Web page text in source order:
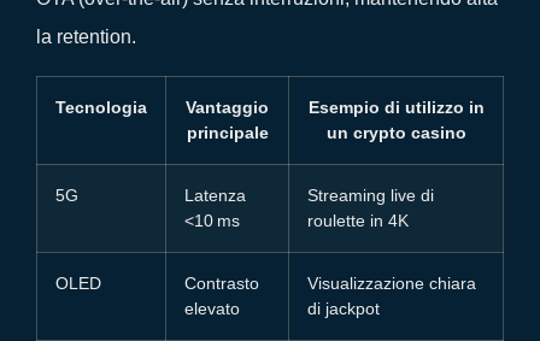
la retention.
Tecnologia
Vantaggio
principale
Esempio di utilizzo in
un crypto casino
5G
Latenza
<10 ms
Streaming live di
roulette in 4K
OLED
Contrasto
elevato
Visualizzazione chiara
di jackpot